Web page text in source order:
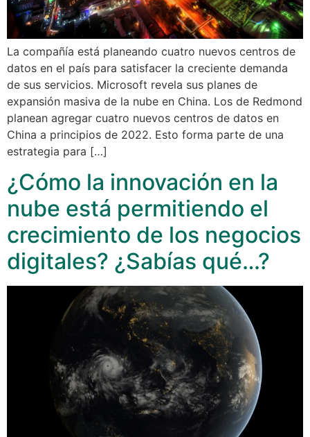
La compañía está planeando cuatro nuevos centros de
datos en el país para satisfacer la creciente demanda
de sus servicios. Microsoft revela sus planes de
expansión masiva de la nube en China. Los de Redmond
planean agregar cuatro nuevos centros de datos en
China a principios de 2022. Esto forma parte de una
estrategia para […]
¿Cómo la innovación en la
nube está permitiendo el
crecimiento de los negocios
digitales? ¿Sabías qué…?